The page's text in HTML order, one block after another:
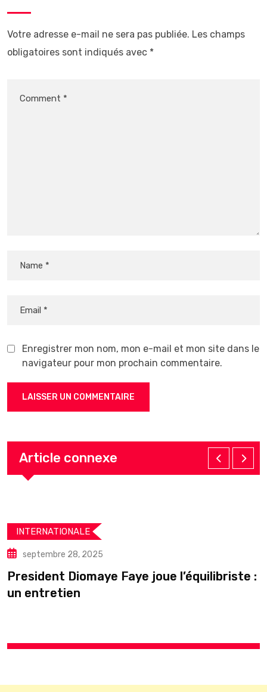
Votre adresse e-mail ne sera pas publiée. Les champs
obligatoires sont indiqués avec *
Enregistrer mon nom, mon e-mail et mon site dans le
navigateur pour mon prochain commentaire.
Article connexe
INTERNATIONALE
septembre 28, 2025
President Diomaye Faye joue l’équilibriste :
un entretien